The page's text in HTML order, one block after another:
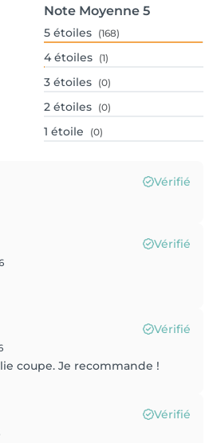
Note Moyenne 5
5 étoiles (168)
4 étoiles (1)
3 étoiles (0)
2 étoiles (0)
1 étoile (0)
Vérifié
Vérifié
Vérifié
coupe. Je recommande !
Vérifié